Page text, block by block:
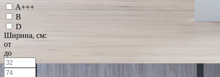
A+++
B
D
Ширина, см:
от
до